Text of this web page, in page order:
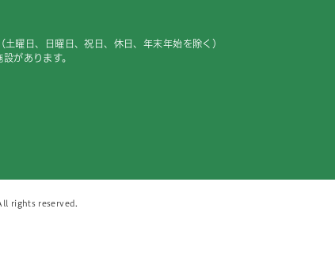
曜日、日曜日、祝日、休日、年末年始を除く）
があります。
rights reserved.